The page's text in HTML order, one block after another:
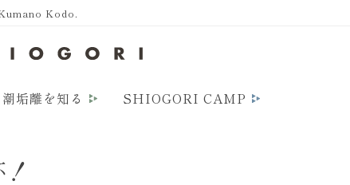
Kodo.
潮垢離を知る SHIOGORI CAMP